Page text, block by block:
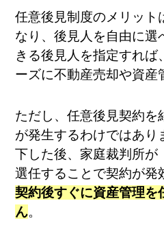
任意後見制度のメリット
なり、後見人を自由に選
きる後見人を指定すれば
ーズに不動産売却や資産
ただし、任意後見契約を
が発生するわけではあり
下した後、家庭裁判所が
選任することで契約が発
契約後すぐに資産管理を
ん。